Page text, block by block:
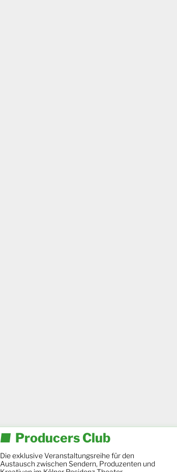
Producers Club
Die exklusive Veranstaltungsreihe für den
Austausch zwischen Sendern, Produzenten und